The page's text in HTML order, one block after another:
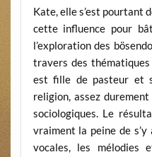
Kate, elle s’est pourtant
cette influence pour
l’exploration des
travers des
est fille de pasteur et
religion, assez
sociologiques. Le
vraiment la peine de
vocales, les mélodies